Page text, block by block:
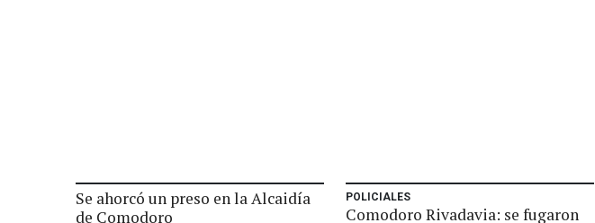
Se ahorcó un preso en la Alcaidía
de Comodoro
POLICIALES
Comodoro Rivadavia: se fugaron